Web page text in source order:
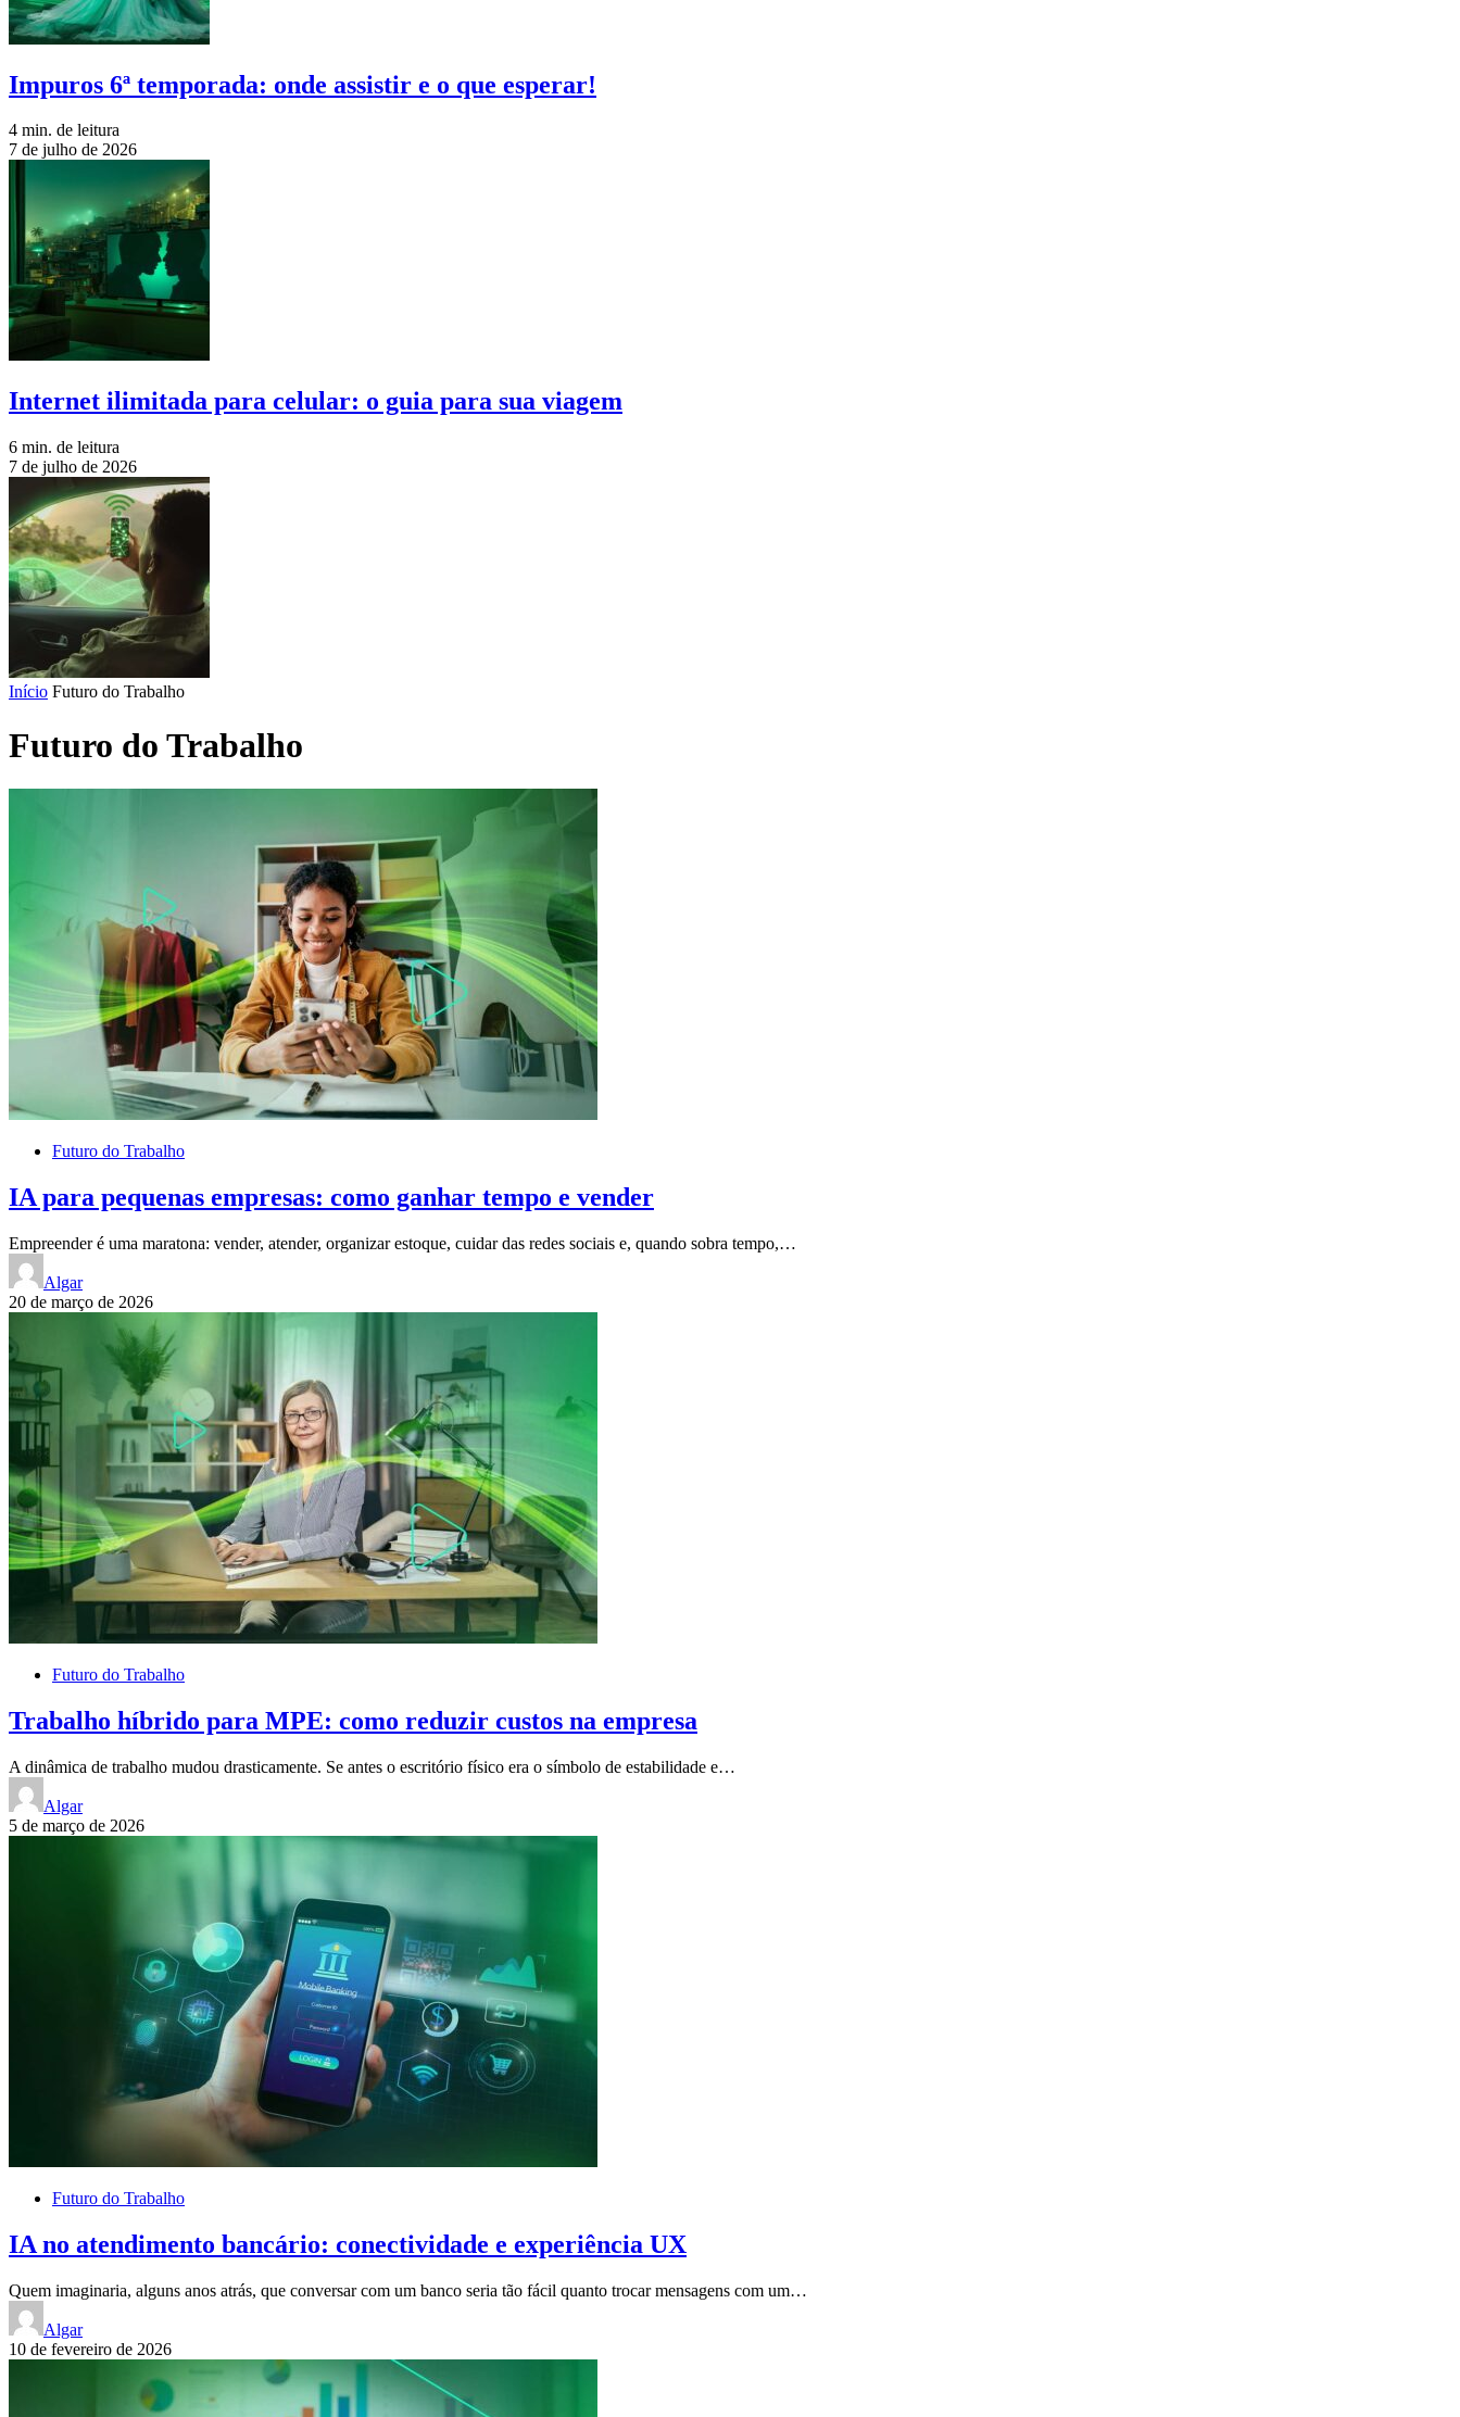
Impuros 6ª temporada: onde assistir e o que esperar!
4 min. de leitura
7 de julho de 2026
Internet ilimitada para celular: o guia para sua viagem
6 min. de leitura
7 de julho de 2026
Início Futuro do Trabalho
Futuro do Trabalho
Futuro do Trabalho
IA para pequenas empresas: como ganhar tempo e vender
Empreender é uma maratona: vender, atender, organizar estoque, cuidar das redes sociais e, quando sobra tempo,…
Algar
20 de março de 2026
Futuro do Trabalho
Trabalho híbrido para MPE: como reduzir custos na empresa
A dinâmica de trabalho mudou drasticamente. Se antes o escritório físico era o símbolo de estabilidade e…
Algar
5 de março de 2026
Futuro do Trabalho
IA no atendimento bancário: conectividade e experiência UX
Quem imaginaria, alguns anos atrás, que conversar com um banco seria tão fácil quanto trocar mensagens com um…
Algar
10 de fevereiro de 2026